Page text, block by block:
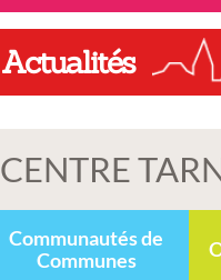
Actualités
CENTRE
Communautés de
Communes